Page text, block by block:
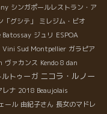
シンガポールレストラン・ア
グシテ」
ミレジム・ビオ
Batossay ジュリ ESPOA
Vini Sud Montpellier ガラピア
ヴァカンス Kendo 8 dan
ルトゥーガ ニコラ・ルノー
レナ 2018 Beaujolais
ール 由紀子さん 長女のマドレ